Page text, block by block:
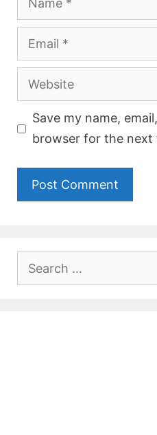
Email
Website
Save my name,
browser for the next
Search
for: